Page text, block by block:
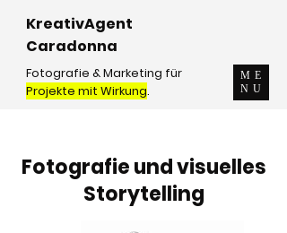
ME
NU
Fotografie & Marketing für
Projekte mit Wirkung.
KreativAgent
Caradonna
Fotografie und visuelles
Storytelling